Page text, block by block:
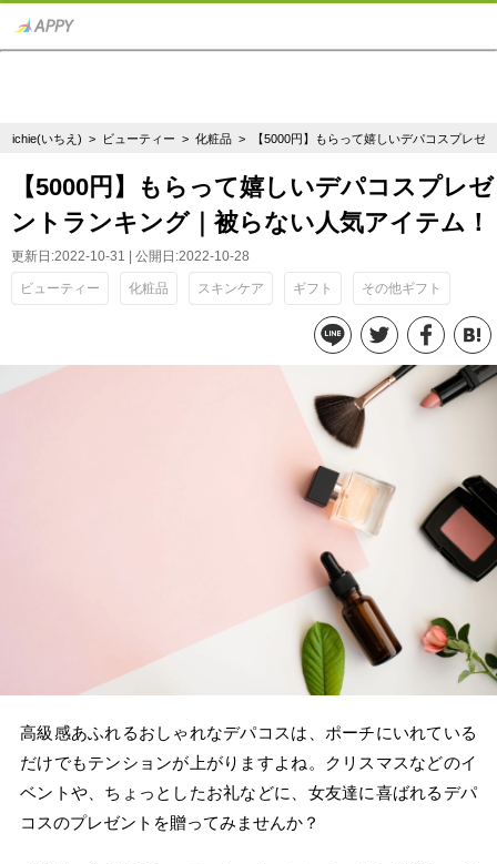
ichie(いちえ) > ビューティー >化粧品 > 【5000円】もらって嬉しいデパコスプレゼ
【5000円】もらって嬉しいデパコスプレゼ
ントランキング｜被らない人気アイテム！
更新日:2022-10-31 | 公開日:2022-10-28
ビューティー 化粧品 スキンケア ギフト その他ギフト
高級感あふれるおしゃれなデパコスは、ポーチにいれている
だけでもテンションが上がりますよね。クリスマスなどのイ
ベントや、ちょっとしたお礼などに、女友達に喜ばれるデパ
コスのプレゼントを贈ってみませんか？